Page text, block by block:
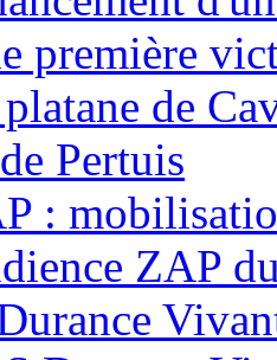
première
de
Pertuis
:
ZAP